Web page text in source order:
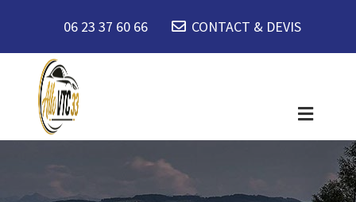
06 23 37 60 66 CONTACT & DEVIS